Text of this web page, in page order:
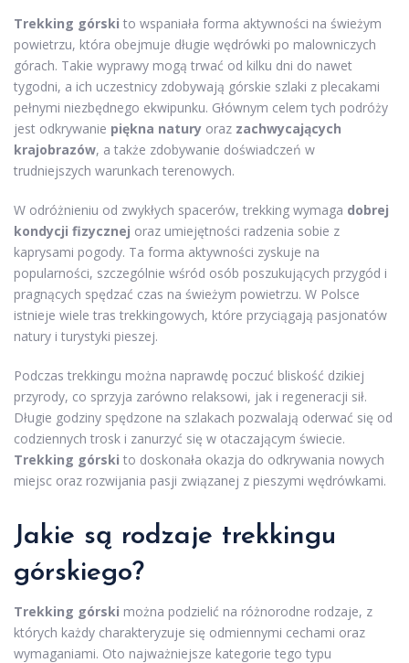
Trekking górski to wspaniała forma aktywności na świeżym
powietrzu, która obejmuje długie wędrówki po malowniczych
górach. Takie wyprawy mogą trwać od kilku dni do nawet
tygodni, a ich uczestnicy zdobywają górskie szlaki z plecakami
pełnymi niezbędnego ekwipunku. Głównym celem tych podróży
jest odkrywanie piękna natury oraz zachwycających
krajobrazów, a także zdobywanie doświadczeń w
trudniejszych warunkach terenowych.
W odróżnieniu od zwykłych spacerów, trekking wymaga dobrej
kondycji fizycznej oraz umiejętności radzenia sobie z
kaprysami pogody. Ta forma aktywności zyskuje na
popularności, szczególnie wśród osób poszukujących przygód i
pragnących spędzać czas na świeżym powietrzu. W Polsce
istnieje wiele tras trekkingowych, które przyciągają pasjonatów
natury i turystyki pieszej.
Podczas trekkingu można naprawdę poczuć bliskość dzikiej
przyrody, co sprzyja zarówno relaksowi, jak i regeneracji sił.
Długie godziny spędzone na szlakach pozwalają oderwać się od
codziennych trosk i zanurzyć się w otaczającym świecie.
Trekking górski to doskonała okazja do odkrywania nowych
miejsc oraz rozwijania pasji związanej z pieszymi wędrówkami.
Jakie są rodzaje trekkingu
górskiego?
Trekking górski można podzielić na różnorodne rodzaje, z
których każdy charakteryzuje się odmiennymi cechami oraz
wymaganiami. Oto najważniejsze kategorie tego typu